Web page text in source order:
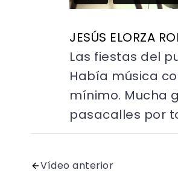
JESÚS ELORZA
Las fiestas del
Había música
mínimo. Mucha
pasacalles por
Vídeo anterior